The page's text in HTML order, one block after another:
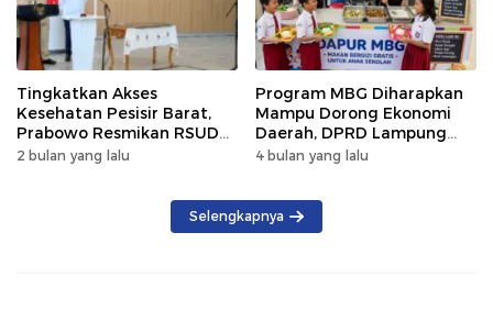
Tingkatkan Akses
Kesehatan Pesisir Barat,
Prabowo Resmikan RSUD
KH Muhammad Thohir
2 bulan yang lalu
Program MBG Diharapkan
Mampu Dorong Ekonomi
Daerah, DPRD Lampung
Tekankan Pemanfaatan
4 bulan yang lalu
Selengkapnya